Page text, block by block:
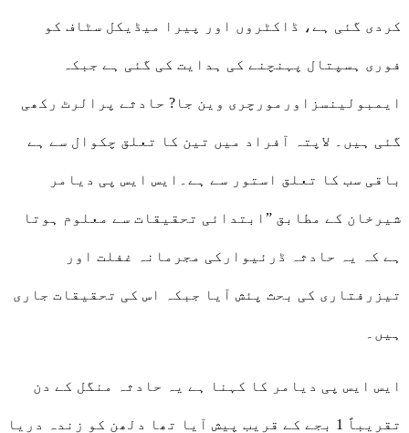
کردی گئی ہے، ڈاکٹروں اور پیرا میڈیکل سٹاف کو
فوری ہسپتال پہنچنے کی ہدایت کی گئی ہے جبکہ
ایمبولینسزاورمورچری وین جا? حادثے پرالرٹ رکھی
گئی ہیں۔ لاپتہ آفراد میں تین کا تعلق چکوال سے ہے
باقی سب کا تعلق استور سے ہے۔ایس ایس پی دیامر
شیرخان کے مطابق ”ابتدائی تحقیقات سے معلوم ہوتا
ہے کہ یہ حادثہ ڈرئیوارکی مجرمانہ غفلت اور
تیزرفتاری کی بحث پئش آیا جبکہ اس کی تحقیقات جاری
ہیں۔
ایس ایس پی دیامر کا کہنا ہے یہ حادثہ منگل کے دن
تقریباً 1 بجے کے قریب پیش آیا تھا دلھن کو زندہ دریا